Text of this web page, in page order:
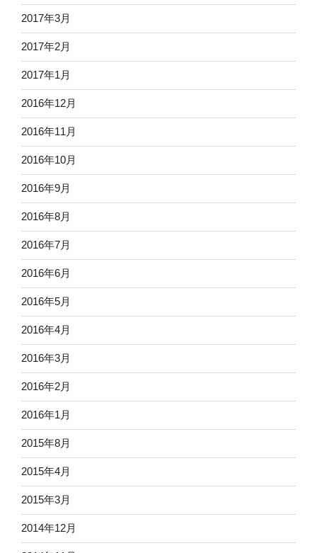
2017年3月
2017年2月
2017年1月
2016年12月
2016年11月
2016年10月
2016年9月
2016年8月
2016年7月
2016年6月
2016年5月
2016年4月
2016年3月
2016年2月
2016年1月
2015年8月
2015年4月
2015年3月
2014年12月